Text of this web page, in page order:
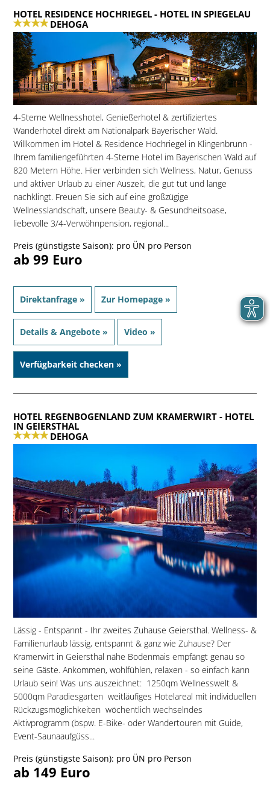
HOTEL RESIDENCE HOCHRIEGEL- HOTEL IN SPIEGELAU
DEHOGA
4-Sterne Wellnesshotel, Genießerhotel & zertifiziertes
Wanderhotel direkt am Nationalpark Bayerischer Wald.
Willkommen im Hotel & Residence Hochriegel in Klingenbrunn -
Ihrem familiengeführten 4-Sterne Hotel im Bayerischen Wald auf
820 Metern Höhe. Hier verbinden sich Wellness, Natur, Genuss
und aktiver Urlaub zu einer Auszeit, die gut tut und lange
nachklingt. Freuen Sie sich auf eine großzügige
Wellnesslandschaft, unsere Beauty- & Gesundheitsoase,
liebevolle 3/4-Verwöhnpension, regional...
Preis (günstigste Saison): pro ÜN pro Person
ab 99 Euro
Direktanfrage » Zur Homepage »
Details & Angebote » Video »
Verfügbarkeit checken »
HOTEL REGENBOGENLAND ZUM KRAMERWIRT- HOTEL
IN GEIERSTHAL
DEHOGA
Lässig - Entspannt - Ihr zweites Zuhause Geiersthal. Wellness- &
Familienurlaub lässig, entspannt & ganz wie Zuhause? Der
Kramerwirt in Geiersthal nähe Bodenmais empfängt genau so
seine Gäste. Ankommen, wohlfühlen, relaxen - so einfach kann
Urlaub sein! Was uns auszeichnet:  1250qm Wellnesswelt &
5000qm Paradiesgarten  weitläufiges Hotelareal mit individuellen
Rückzugsmöglichkeiten  wöchentlich wechselndes
Aktivprogramm (bspw. E-Bike- oder Wandertouren mit Guide,
Event-Saunaaufgüss...
Preis (günstigste Saison): pro ÜN pro Person
ab 149 Euro